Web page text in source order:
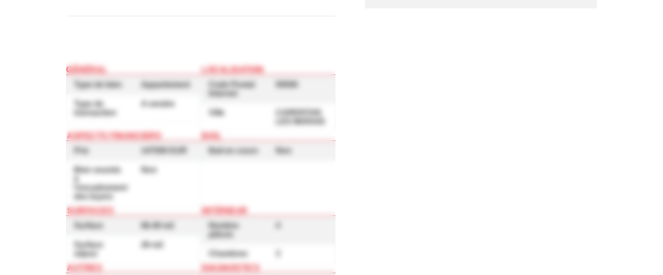
GÉNÉRAL
Type de bien
Appartement
Type de
transaction
A vendre
LOCALISATION
Code Postal
Ville
ASPECTS FINANCIERS
Bien soumis
l'encadrement
Non
BAIL
Bail en cours
Non
SURFACES
Surface
Surface
26 m2
INTÉRIEUR
Nombre
Chambres
AUTRES
DIAGNOSTICS